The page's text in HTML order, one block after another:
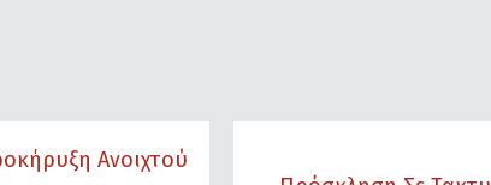
Ανοιχτού